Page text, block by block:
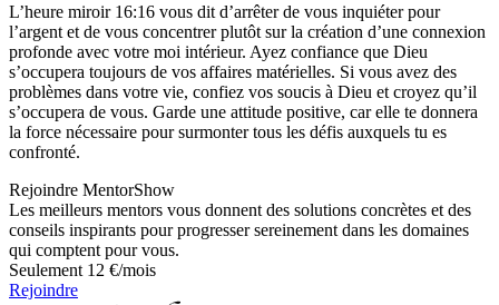
L’heure miroir 16:16 vous dit d’arrêter de vous inquiéter pour
l’argent et de vous concentrer plutôt sur la création d’une connexion
profonde avec votre moi intérieur. Ayez confiance que Dieu
s’occupera toujours de vos affaires matérielles. Si vous avez des
problèmes dans votre vie, confiez vos soucis à Dieu et croyez qu’il
s’occupera de vous. Garde une attitude positive, car elle te donnera
la force nécessaire pour surmonter tous les défis auxquels tu es
confronté.
Rejoindre MentorShow
Les meilleurs mentors vous donnent des solutions concrètes et des
conseils inspirants pour progresser sereinement dans les domaines
qui comptent pour vous.
Seulement 12 €/mois
Rejoindre